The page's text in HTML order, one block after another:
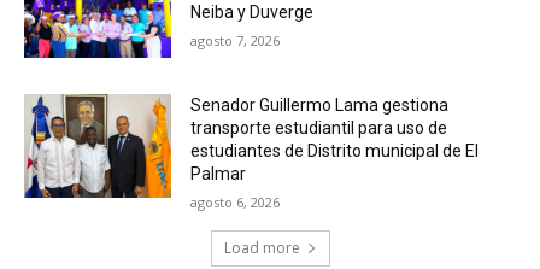
Neiba y Duverge
agosto 7, 2026
Senador Guillermo Lama gestiona
transporte estudiantil para uso de
estudiantes de Distrito municipal de El
Palmar
agosto 6, 2026
Load more